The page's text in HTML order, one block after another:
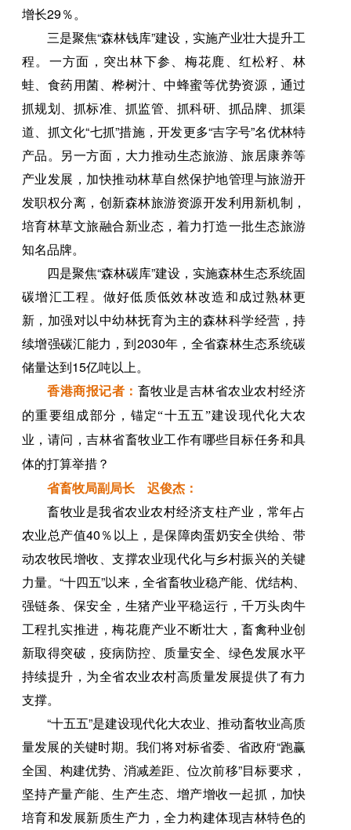
增长29％。
三是聚焦“森林钱库”建设，实施产业壮大提升工
程。一方面，突出林下参、梅花鹿、红松籽、林
蛙、食药用菌、桦树汁、中蜂蜜等优势资源，通过
抓规划、抓标准、抓监管、抓科研、抓品牌、抓渠
道、抓文化“七抓”措施，开发更多“吉字号”名优林特
产品。另一方面，大力推动生态旅游、旅居康养等
产业发展，加快推动林草自然保护地管理与旅游开
发职权分离，创新森林旅游资源开发利用新机制，
培育林草文旅融合新业态，着力打造一批生态旅游
知名品牌。
四是聚焦“森林碳库”建设，实施森林生态系统固
碳增汇工程。做好低质低效林改造和成过熟林更
新，加强对以中幼林抚育为主的森林科学经营，持
续增强碳汇能力，到2030年，全省森林生态系统碳
储量达到15亿吨以上。
香港商报记者 ： 畜牧业是吉林省农业农村经济
的重要组成部分，锚定“十五五”建设现代化大农
业，请问，吉林省畜牧业工作有哪些目标任务和具
体的打算举措？
省畜牧局副局长 迟俊杰：
畜牧业是我省农业农村经济支柱产业，常年占
农业总产值40％以上，是保障肉蛋奶安全供给、带
动农牧民增收、支撑农业现代化与乡村振兴的关键
力量。“十四五”以来，全省畜牧业稳产能、优结构、
强链条、保安全，生猪产业平稳运行，千万头肉牛
工程扎实推进，梅花鹿产业不断壮大，畜禽种业创
新取得突破，疫病防控、质量安全、绿色发展水平
持续提升，为全省农业农村高质量发展提供了有力
支撑。
“十五五”是建设现代化大农业、推动畜牧业高质
量发展的关键时期。我们将对标省委、省政府“跑赢
全国、构建优势、消减差距、位次前移”目标要求，
坚持产量产能、生产生态、增产增收一起抓，加快
培育和发展新质生产力，全力构建体现吉林特色的